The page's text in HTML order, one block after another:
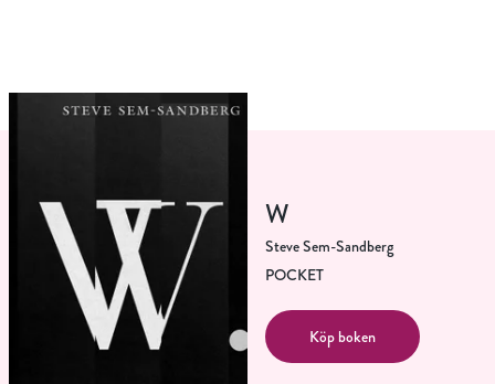
W
Steve Sem-Sandberg
POCKET
Köp boken